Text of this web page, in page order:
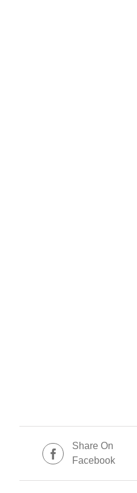
Share On
Facebook